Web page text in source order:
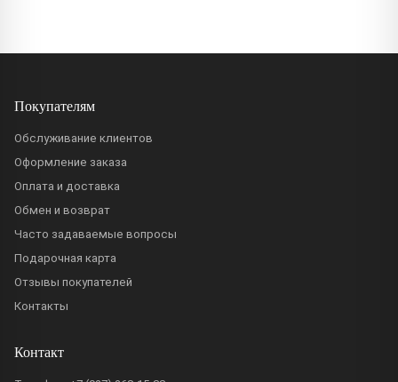
Покупателям
Обслуживание клиентов
Оформление заказа
Оплата и доставка
Обмен и возврат
Часто задаваемые вопросы
Подарочная карта
Отзывы покупателей
Контакты
Контакт